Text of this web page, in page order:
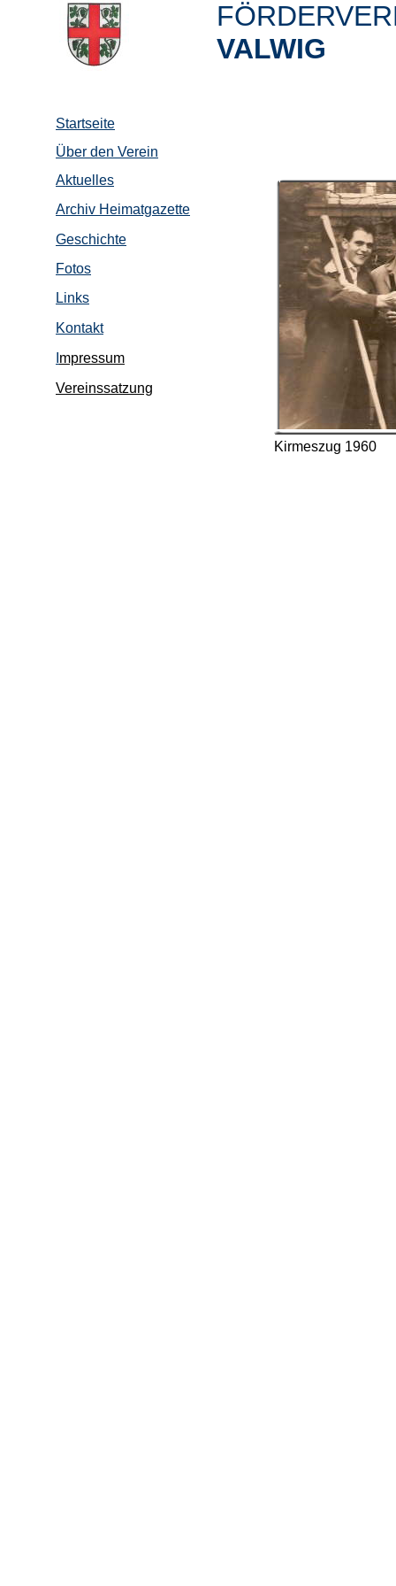
Startseite
Über den Verein
Aktuelles
Archiv Heimatgazette
Geschichte
Fotos
Links
Kontakt
mpressum
Vereinssatzung
VALWIG
Kirmeszug 1960